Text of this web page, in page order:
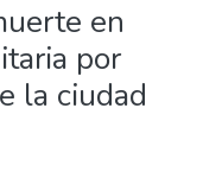
en
por
la ciudad